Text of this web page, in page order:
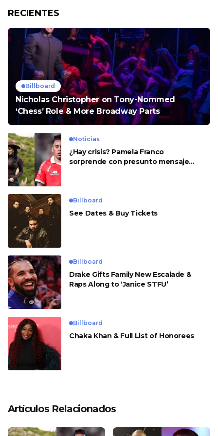
RECIENTES
Billboard
Nicholas Christopher on Tony-Nommed
‘Chess’ Role & More Broadway Parts
Noticias
¿Hay crisis? Pamela Franco
sorprende con presunto mensaje
Billboard
See Dates & Buy Tickets
Billboard
Drake Gifts Family New Escalade &
Raps Along to ‘Janice STFU’
Billboard
Chaka Khan & Full List of Honorees
Artículos Relacionados